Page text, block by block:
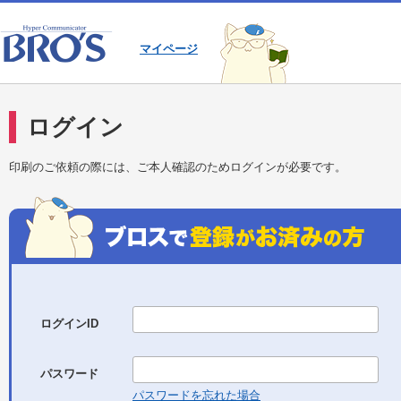
マイページ
ログイン
印刷のご依頼の際には、ご本人確認のためログインが必要です。
ログインID
パスワード
パスワードを忘れた場合